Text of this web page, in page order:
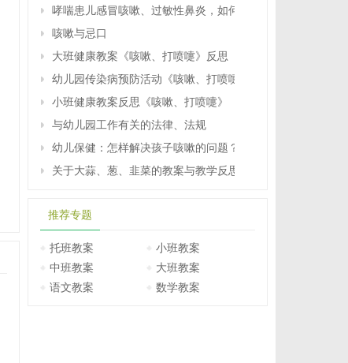
哮喘患儿感冒咳嗽、过敏性鼻炎，如何用药
咳嗽与忌口
大班健康教案《咳嗽、打喷嚏》反思
幼儿园传染病预防活动《咳嗽、打喷嚏》大班健康教案反思
小班健康教案反思《咳嗽、打喷嚏》
与幼儿园工作有关的法律、法规
幼儿保健：怎样解决孩子咳嗽的问题？
关于大蒜、葱、韭菜的教案与教学反思
推荐专题
托班教案
小班教案
中班教案
大班教案
语文教案
数学教案